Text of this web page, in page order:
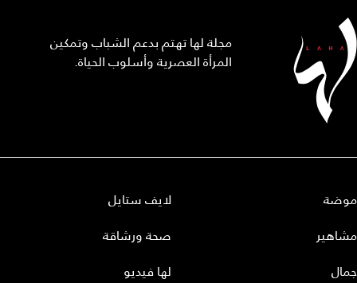
مجلة لها تهتم بدعم الشباب وتمكين
المرأة العصرية وأسلوب الحياة.
موضة
مشاهير
جمال
لايف ستايل
صحة ورشاقة
لها فيديو